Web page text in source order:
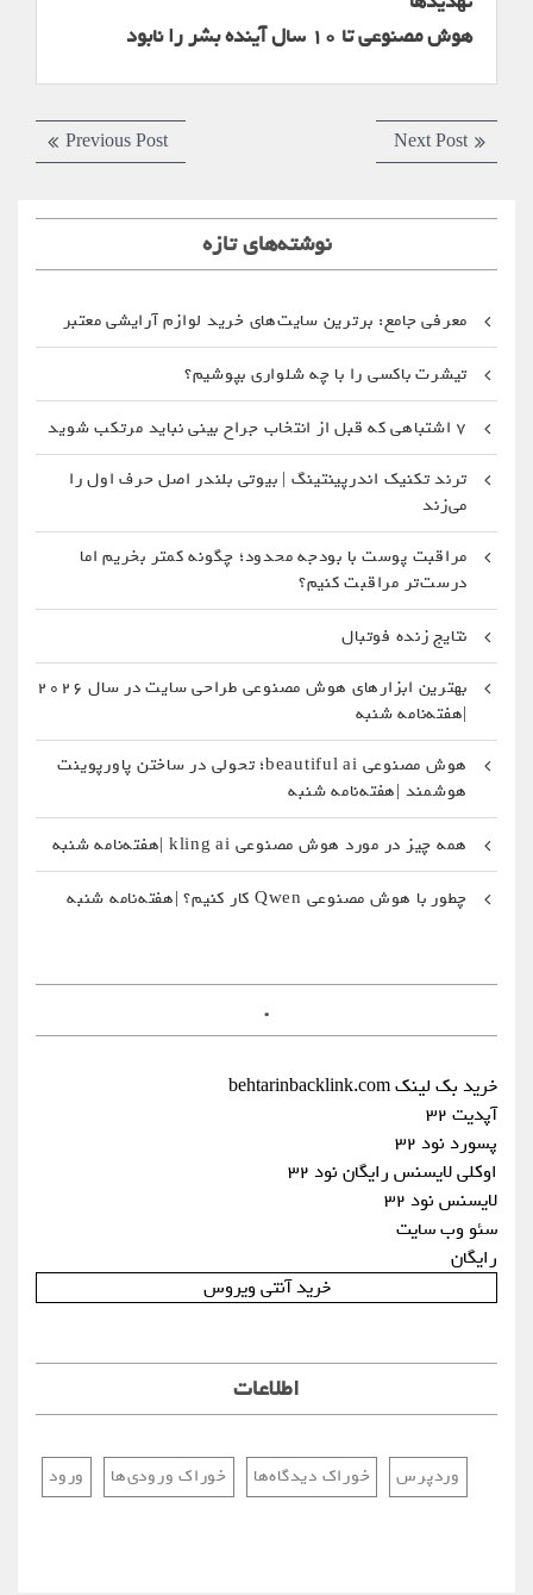
هوش مصنوعی تا ۱۰ سال آینده بشر را نابود
راهبری
نوشته
Previous Post
Previous
post:
Next Post
Next
post:
نوشته‌های تازه
معرفی جامع: برترین سایت‌های خرید لوازم آرایشی معتبر
تیشرت باکسی را با چه شلواری بپوشیم؟
۷ اشتباهی که قبل از انتخاب جراح بینی نباید مرتکب شوید
ترند تکنیک اندرپینتینگ | بیوتی بلندر اصل حرف اول را
می‌زند
مراقبت پوست با بودجه محدود؛ چگونه کمتر بخریم اما
درست‌تر مراقبت کنیم؟
نتایج زنده فوتبال
بهترین ابزارهای هوش مصنوعی طراحی سایت در سال 2026
|هفته‌نامه شنبه
هوش مصنوعی beautiful ai؛ تحولی در ساختن پاورپوینت
هوشمند |هفته‌نامه شنبه
همه چیز در مورد هوش مصنوعی kling ai |هفته‌نامه شنبه
چطور با هوش مصنوعی Qwen کار کنیم؟ |هفته‌نامه شنبه
.
خرید بک لینک behtarinbacklink.com
آپدیت 32
پسورد نود 32
اوکلی لایسنس رایگان نود 32
لایسنس نود 32
سئو وب سایت
رایگان
خرید آنتی ویروس
اطلاعات
ورود خوراک ورودی‌ها خوراک دیدگاه‌ها وردپرس